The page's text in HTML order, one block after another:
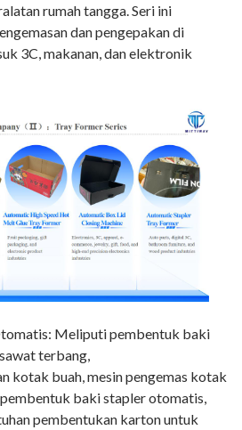
rumah tangga. Seri ini
dan pengepakan di
3C, makanan, dan elektronik
Meliputi pembentuk baki
terbang,
kotak buah, mesin pengemas kotak
baki stapler otomatis,
pembentukan karton untuk